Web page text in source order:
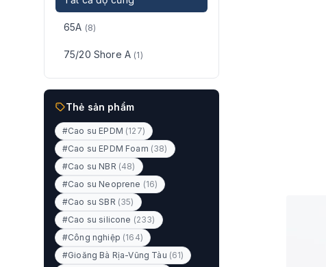
65A (8)
75/20 Shore A (1)
Thẻ sản phẩm
#Cao su EPDM (127)
#Cao su EPDM Foam (38)
#Cao su NBR (48)
#Cao su Neoprene (16)
#Cao su SBR (35)
#Cao su silicone (233)
#Công nghiệp (164)
#Gioăng Bà Rịa-Vũng Tàu (61)